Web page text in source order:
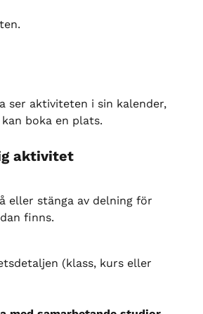
ser aktiviteten i sin kalender,
boka en plats.
aktivitet
eller stänga av delning för
finns.
(klass, kurs eller